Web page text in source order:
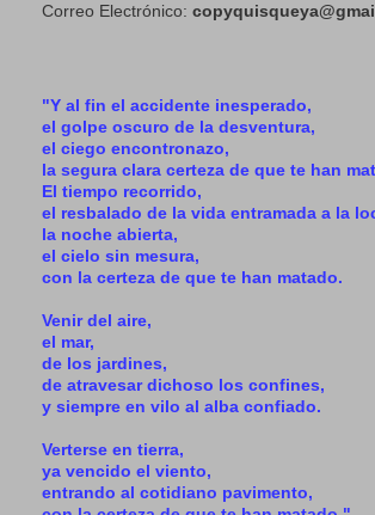
Correo Electrónico:
"Y al fin el accidente inesperado,
el golpe oscuro de la desventura,
el ciego encontronazo,
la segura clara certeza de que te han
El tiempo recorrido,
el resbalado de la vida entramada a la
la noche abierta,
el cielo sin mesura,
con la certeza de que te han matado.
Venir del aire,
el mar,
de los jardines,
de atravesar dichoso los confines,
y siempre en vilo al alba confiado.
Verterse en tierra,
ya vencido el viento,
entrando al cotidiano pavimento,